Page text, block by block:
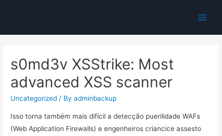
s0md3v XSStrike: Most
advanced XSS scanner
Uncategorized / Byadminbackup
Isso torna também mais difícil a detecção puerilidade WAFs
(Web Application Firewalls) e engenheiros criancice assesto